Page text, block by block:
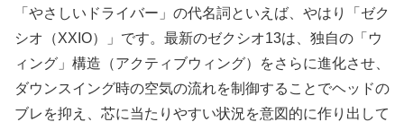
「やさしいドライバー」の代名詞といえば、やはり「ゼク
シオ（XXIO）」です。最新のゼクシオ13は、独自の「ウ
ィング」構造（アクティブウィング）をさらに進化させ、
ダウンスイング時の空気の流れを制御することでヘッドの
ブレを抑え、芯に当たりやすい状況を意図的に作り出して